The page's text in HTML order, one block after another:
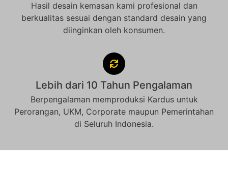
Hasil desain kemasan kami profesional dan
berkualitas sesuai dengan standard desain yang
diinginkan oleh konsumen.
Lebih dari 10 Tahun Pengalaman
Berpengalaman memproduksi Kardus untuk
Perorangan, UKM, Corporate maupun Pemerintahan
di Seluruh Indonesia.